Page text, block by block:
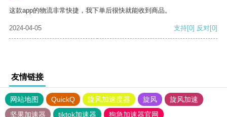
这款app的物流非常快捷，我下单后很快就能收到商品。
2024-04-05 支持[0] 反对[0]
友情链接
网站地图 QuickQ 旋风加速度器 旋风
旋风加速
坚果加速器
tiktok加速器
狗急加速器官网